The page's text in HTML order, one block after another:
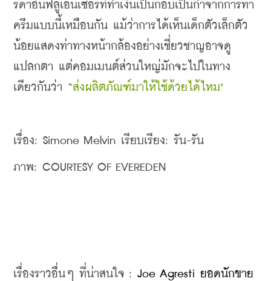
รดาอินฟลูเอนเซอร์ที่ทำเงินเป็นกอบเป็นกำจากการทา
ครีมแบบนี้เหมือนกัน แม้ว่าการได้เห็นเด็กตัวเล็กตัว
น้อยแสดงท่าทางหน้ากล้องอย่างเชี่ยวชาญอาจดู
แปลกตา แต่คอมเมนต์ส่วนใหญ่มักจะไปในทาง
เดียวกันว่า “ส่งผลิตภัณฑ์มาให้ใช้ด้วยได้ไหม"
เรื่อง: Simone Melvin เรียบเรียง: รัน-รัน
ภาพ: COURTESY OF EVEREDEN
เรื่องราวอื่นๆ ที่น่าสนใจ : Joe Agresti ยอดนักขาย